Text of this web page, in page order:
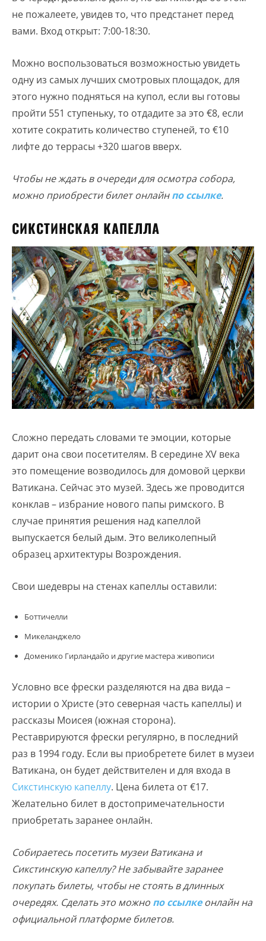
не пожалеете, увидев то, что предстанет перед
вами. Вход открыт: 7:00-18:30.
Можно воспользоваться возможностью увидеть
одну из самых лучших смотровых площадок, для
этого нужно подняться на купол, если вы готовы
пройти 551 ступеньку, то отдадите за это €8, если
хотите сократить количество ступеней, то €10
лифте до террасы +320 шагов вверх.
Чтобы не ждать в очереди для осмотра собора,
можно приобрести билет онлайнпо ссылке.
СИКСТИНСКАЯ КАПЕЛЛА
Сложно передать словами те эмоции, которые
дарит она свои посетителям. В середине XV века
это помещение возводилось для домовой церкви
Ватикана. Сейчас это музей. Здесь же проводится
конклав – избрание нового папы римского. В
случае принятия решения над капеллой
выпускается белый дым. Это великолепный
образец архитектуры Возрождения.
Свои шедевры на стенах капеллы оставили:
Боттичелли
Микеланджело
Доменико Гирландайо и другие мастера живописи
Условно все фрески разделяются на два вида –
истории о Христе (это северная часть капеллы) и
рассказы Моисея (южная сторона).
Реставрируются фрески регулярно, в последний
раз в 1994 году. Если вы приобретете билет в музеи
Ватикана, он будет действителен и для входа в
Сикстинскую капеллу. Цена билета от €17.
Желательно билет в достопримечательности
приобретать заранее онлайн.
Собираетесь посетить музеи Ватикана и
Сикстинскую капеллу? Не забывайте заранее
покупать билеты, чтобы не стоять в длинных
очередях. Сделать это можно по ссылкеонлайн на
официальной платформе билетов.